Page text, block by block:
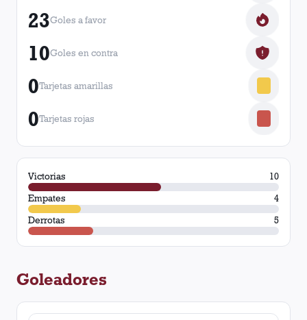
23Goles a favor
10Goles en contra
0Tarjetas amarillas
0Tarjetas rojas
Victorias
10
Empates
4
Derrotas
5
Goleadores